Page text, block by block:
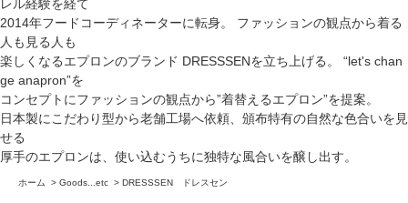
レル経験を経て
2014年フードコーディネーターに転身。 ファッションの観点から着る
人も見る人も
楽しくなるエプロンのブランド DRESSSENを立ち上げる。 “let's chan
ge anapron”を
コンセプトにファッションの観点から”着替えるエプロン”を提案。
日本製にこだわり型から老舗工場へ依頼、頒布特有の自然な色合いを見
せる
厚手のエプロンは、使い込むうちに独特な風合いを醸し出す。
ホーム > Goods...etc > DRESSSEN ドレスセン